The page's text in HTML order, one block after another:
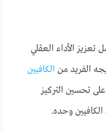
الأداء العقلي
الفريد من الكافيين
تحسين التركيز
وحده.